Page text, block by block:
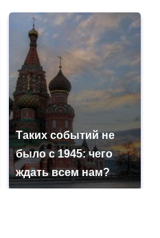
Таких событий не
было с 1945: чего
ждать всем нам?